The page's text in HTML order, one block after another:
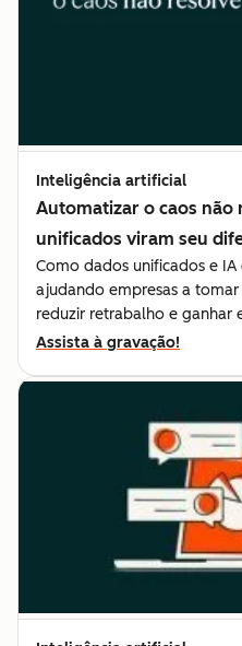
Inteligência artificial
Automatizar o caos não
unificados viram seu
Como dados unificados e
ajudando empresas a tomar
reduzir retrabalho e ganhar
Assista à gravação!